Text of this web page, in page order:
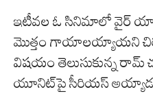
ఇటీవల ఓ సినిమాలో వైర్
మొత్తం గాయాలయ్యాయని
విషయం తెలుసుకున్న రామ్
యూనిట్‌పై సీరియస్